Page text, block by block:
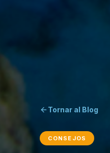
Tornar al Blog
CONSEJOS